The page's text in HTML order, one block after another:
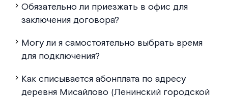
Обязательно ли приезжать в офис для
заключения договора?
Могу ли я самостоятельно выбрать время
для подключения?
Как списывается абонплата по адресу
деревня Мисайлово (Ленинский городской